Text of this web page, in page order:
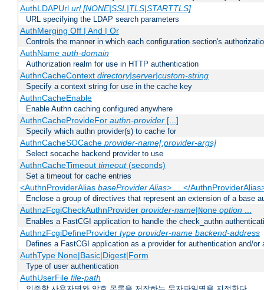
AuthLDAPUrl url [NONE|SSL|TLS|STARTTLS]
URL specifying the LDAP search parameters
AuthMerging Off | And | Or
Controls the manner in which each configuration section's
AuthName auth-domain
Authorization realm for use in HTTP authentication
AuthnCacheContext directory|server|custom-string
Specify a context string for use in the cache key
AuthnCacheEnable
Enable Authn caching configured anywhere
AuthnCacheProvideFor authn-provider[...]
Specify which authn provider(s) to cache for
AuthnCacheSOCache provider-name[:provider-args]
Select socache backend provider to use
AuthnCacheTimeout timeout(seconds)
Set a timeout for cache entries
<AuthnProviderAlias baseProvider Alias> ... </
Enclose a group of directives that represent an extension of a base
AuthnzFcgiCheckAuthnProvider provider-name|None option...
Enables a FastCGI application to handle the check_authn
AuthnzFcgiDefineProvider type provider-name backend-address
Defines a FastCGI application as a provider for authentication and/or
AuthType None|Basic|Digest|Form
Type of user authentication
AuthUserFile file-path